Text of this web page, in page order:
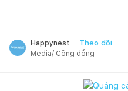
Happynest Theo dõi
Media/ Cộng đồng